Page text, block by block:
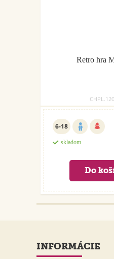
Retro hra
6-18
skladom
INFORMÁCIE